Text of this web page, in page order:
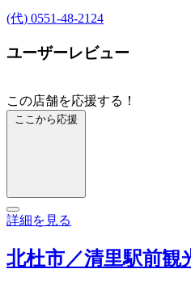
(代) 0551-48-2124
ユーザーレビュー
この店舗を応援する！
ここから応援
詳細を見る
北杜市／清里駅前観